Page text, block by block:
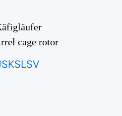
cage rotor
SKSLSV